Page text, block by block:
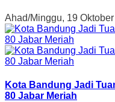
Ahad/Minggu, 19
Kota Bandung Jadi
80 Jabar Meriah